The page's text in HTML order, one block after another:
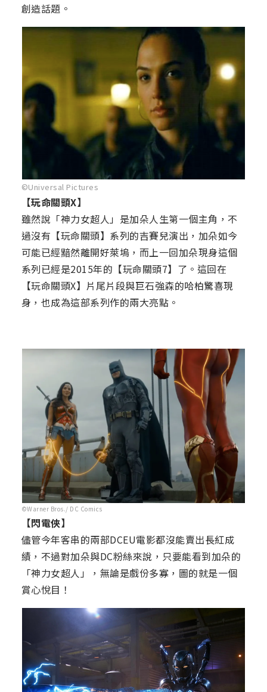
創造話題。
©Universal Pictures
【玩命關頭X】
雖然說「神力女超人」是加朵人生第一個主角，不
過沒有【玩命關頭】系列的吉賽兒演出，加朵如今
可能已經黯然離開好萊塢，而上一回加朵現身這個
系列已經是2015年的【玩命關頭7】了。這回在
【玩命關頭X】片尾片段與巨石強森的哈柏驚喜現
身，也成為這部系列作的兩大亮點。
©Warner Bros./ DC Comics
【閃電俠】
儘管今年客串的兩部DCEU電影都沒能賣出長紅成
績，不過對加朵與DC粉絲來說，只要能看到加朵的
「神力女超人」，無論是戲份多寡，圖的就是一個
賞心悅目！